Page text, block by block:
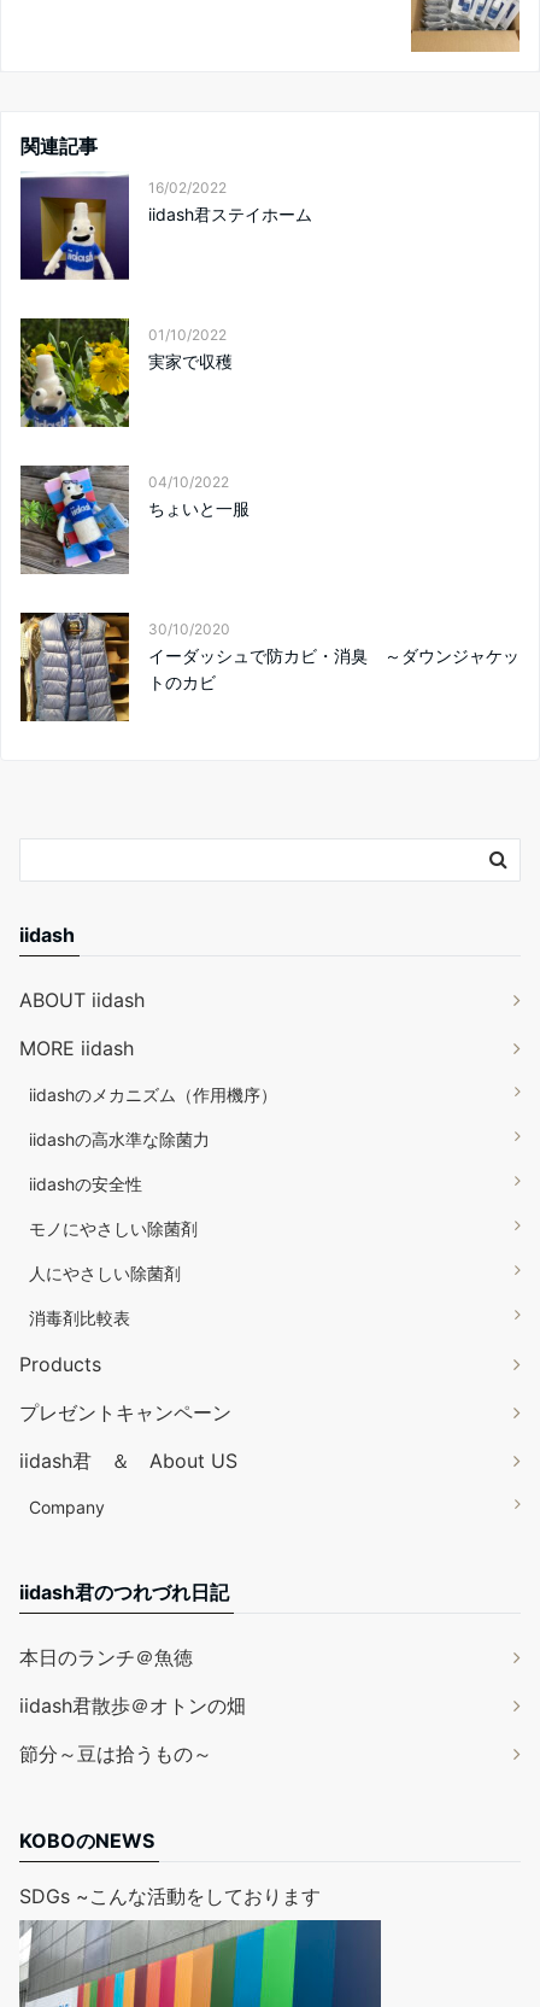
関連記事
16/02/2022
iidash君ステイホーム
01/10/2022
実家で収穫
04/10/2022
ちょいと一服
30/10/2020
イーダッシュで防カビ・消臭 ～ダウンジャケッ
トのカビ
iidash
ABOUT iidash
MORE iidash
iidashのメカニズム（作用機序）
iidashの高水準な除菌力
iidashの安全性
モノにやさしい除菌剤
人にやさしい除菌剤
消毒剤比較表
Products
プレゼントキャンペーン
iidash君 ＆ About US
Company
iidash君のつれづれ日記
本日のランチ＠魚徳
iidash君散歩＠オトンの畑
節分～豆は拾うもの～
KOBOのNEWS
SDGs ~こんな活動をしております